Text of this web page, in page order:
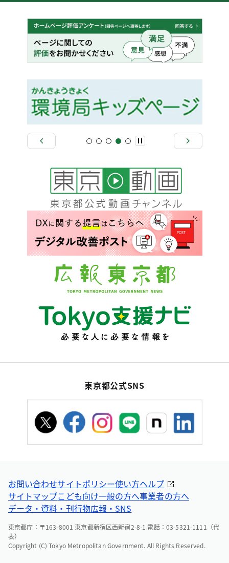
東京都公式SNS
お問い合わせサイトポリシー使い方ヘルプ
サイトマップこども向け一般の方へ事業者の方へ
データ・資料・刊行物広報・SNS
東京都庁：〒163-8001 東京都新宿区西新宿2-8-1 電話：03-5321-1111（代
表）
Copyright (C) Tokyo Metropolitan Government. All Rights Reserved.